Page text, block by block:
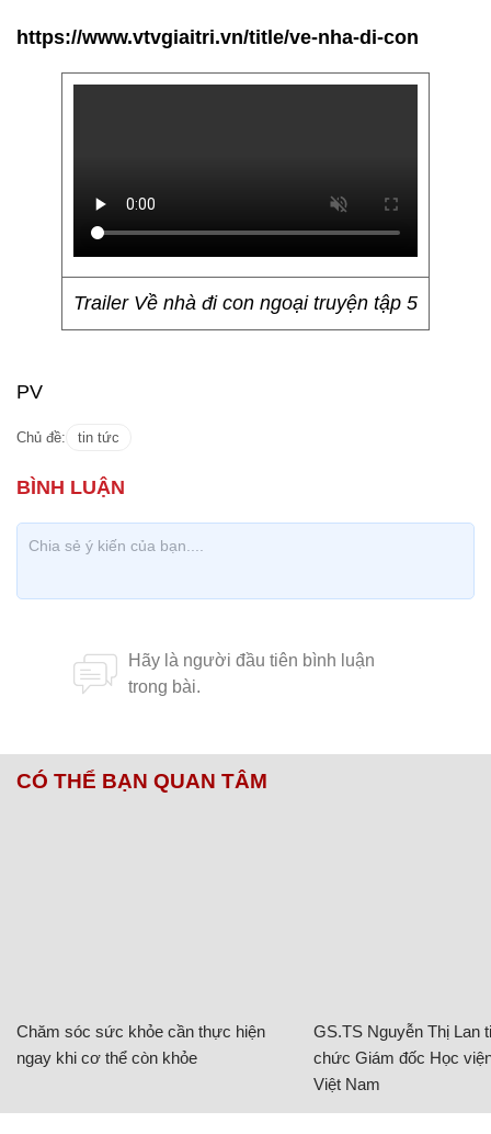
https://www.vtvgiaitri.vn/title/ve-nha-di-con
Trailer Về nhà đi con ngoại truyện tập 5
PV
Chủ đề: tin tức
CÓ THỂ BẠN QUAN TÂM
Chăm sóc sức khỏe cần thực hiện
ngay khi cơ thể còn khỏe
GS.TS Nguyễn Thị Lan
chức Giám đốc Học
Việt Nam